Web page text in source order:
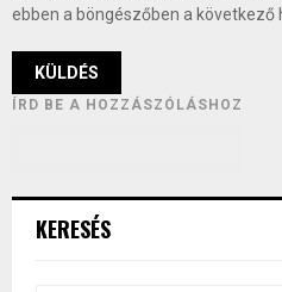
ebben a böngészőben a következő
ÍRD BE A HOZZÁSZÓLÁSHOZ
KERESÉS